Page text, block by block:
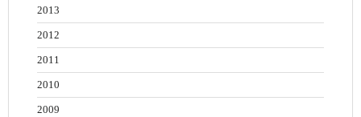
2013
2012
2011
2010
2009